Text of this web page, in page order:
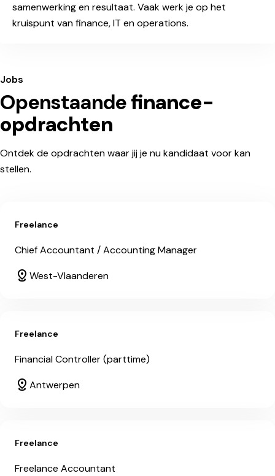
samenwerking en resultaat. Vaak werk je op het
kruispunt van finance, IT en operations.
Jobs
Openstaandefinance-
opdrachten
Ontdek de opdrachten waar jij je nu kandidaat voor kan
stellen.
Freelance
Chief Accountant / Accounting Manager
West-Vlaanderen
Freelance
Financial Controller (parttime)
Antwerpen
Freelance
Freelance Accountant